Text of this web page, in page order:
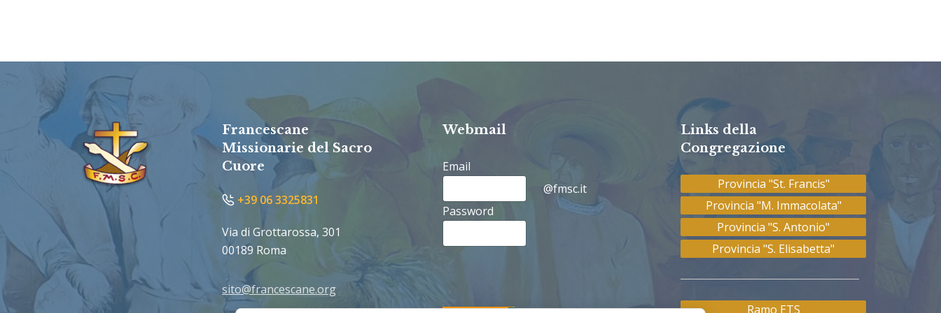
Francescane
Missionarie del Sacro
Cuore
+39 06 3325831
Via di Grottarossa, 301
00189 Roma
sito@francescane.org
Webmail
Email
@fmsc.it
Password
Links della
Congregazione
Provincia "St. Francis"
Provincia "M. Immacolata"
Provincia "S. Antonio"
Provincia "S. Elisabetta"
Ramo ETS